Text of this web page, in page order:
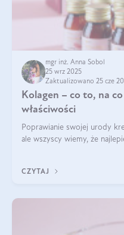
mgr inż. Anna Sobol
25 wrz 2025
Zaktualizowano 25 cze
Kolagen – co to, na
właściwości
Poprawianie swojej urody
ale wszyscy wiemy, że
wysokiej jakości suplem
CZYTAJ